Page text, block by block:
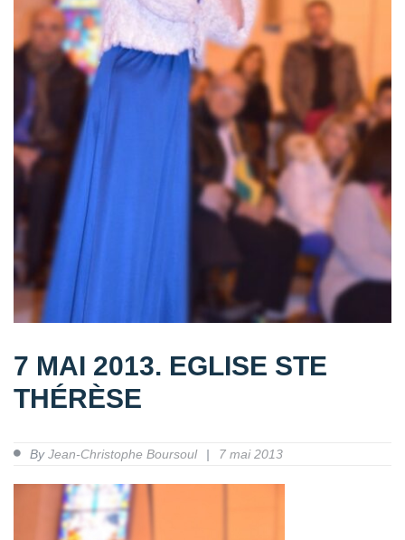
7 MAI 2013. EGLISE STE
THÉRÈSE
ByJean-Christophe Boursoul 7 mai 2013